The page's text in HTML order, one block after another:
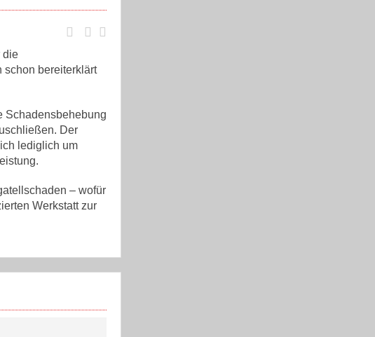
die
schon bereiterklärt
Schadensbehebung
Der
lediglich um
– wofür
Werkstatt zur